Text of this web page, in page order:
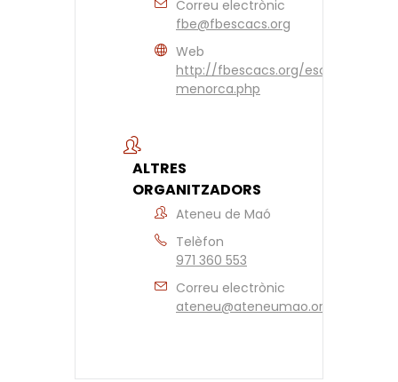
Correu electrònic
fbe@fbescacs.org
Web
http://fbescacs.org/escacs-
menorca.php
ALTRES
ORGANITZADORS
Ateneu de Maó
Telèfon
971 360 553
Correu electrònic
ateneu@ateneumao.org